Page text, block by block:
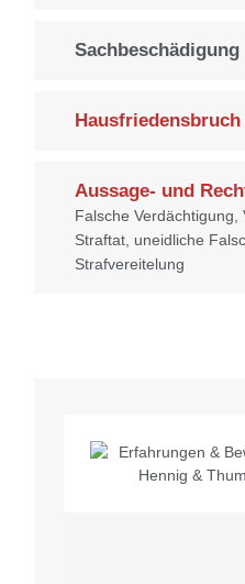
Sachbeschädigung
Hausfriedensbruch
Aussage- und
Falsche Verdächtigung,
Straftat, uneidliche
Strafvereitelung